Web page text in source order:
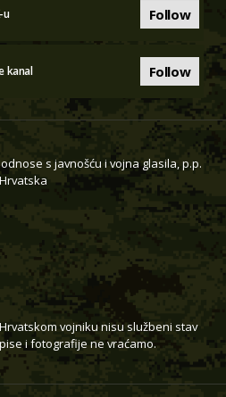
u Follow
kanal Follow
s javnošću i vojna glasila, p.p.
vojniku nisu službeni stav
i fotografije ne vraćamo.